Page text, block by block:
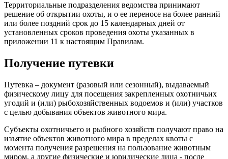
Территориальные подразделения ведомства принимают
решение об открытии охоты, и о ее переносе на более ранний
или более поздний срок до 15 календарных дней от
установленных сроков проведения охоты указанных в
приложении 11 к настоящим Правилам.
Получение путевки
Путевка – документ (разовый или сезонный), выдаваемый
физическому лицу для посещения закрепленных охотничьих
угодий и (или) рыбохозяйственных водоемов и (или) участков
с целью добывания объектов животного мира.
Субъекты охотничьего и рыбного хозяйств получают право на
изъятие объектов животного мира в пределах квоты с
момента получения разрешения на пользование животным
миром, а другие физические и юридические лица - после